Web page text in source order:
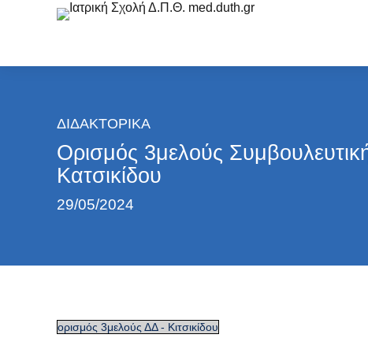
ΔΙΔΑΚΤΟΡΙΚΆ
Ορισμός 3μελούς
Κατσικίδου
29/05/2024
ορισμός 3μελούς ΔΔ - Κιτσικίδου